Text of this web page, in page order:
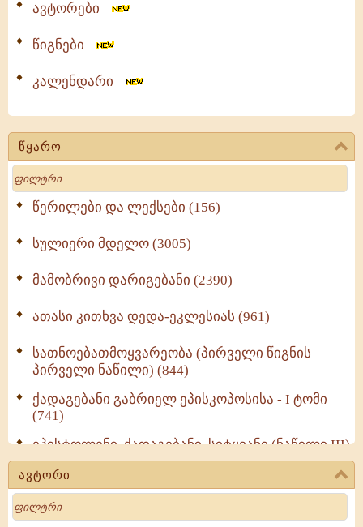
ავტორები
წიგნები
კალენდარი
წყარო
Search
წერილები და ლექსები (156)
სულიერი მდელო (3005)
მამობრივი დარიგებანი (2390)
ათასი კითხვა დედა-ეკლესიას (961)
სათნოებათმოყვარეობა (პირველი წიგნის
პირველი ნაწილი) (844)
ქადაგებანი გაბრიელ ეპისკოპოსისა - I ტომი
(741)
ეპისტოლენი, ქადაგებანი, სიტყვანი (ნაწილი III)
(723)
მოძღვრის ძალზე სასარგებლო რჩევები
მრევლისათვის (545)
ავტორი
Search